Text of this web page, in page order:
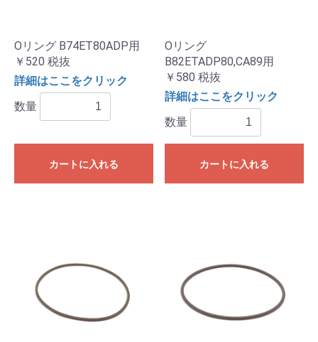
Oリング B74ET80ADP用
￥520 税抜
詳細はここをクリック
数量
カートに入れる
Oリング
B82ETADP80,CA89用
￥580 税抜
詳細はここをクリック
数量
カートに入れる